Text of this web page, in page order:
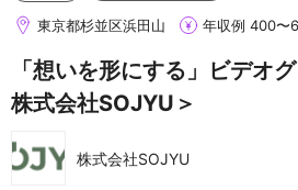
東京都杉並区浜田山 年収例 400〜
「想いを形にする」ビデオ
株式会社SOJYU＞
株式会社SOJYU